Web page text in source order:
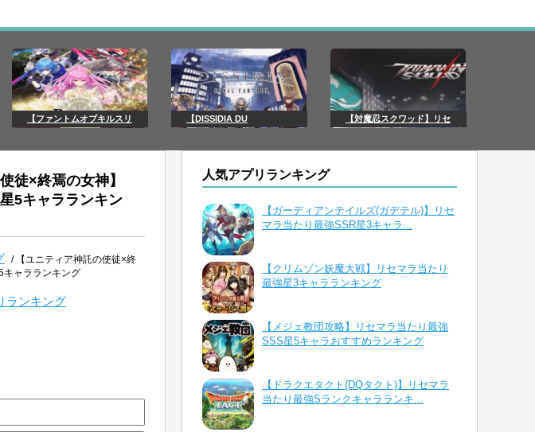
【ファントムオブキルスリ 【DISSIDIA DU 【対魔忍スクワッド】リセ
徒×終焉の女神】
5キャラランキン
/ 【ユニティア神託の使徒×終
キャラランキング
ランキング
人気アプリランキング
【ガーディアンテイルズ(ガデテル)】リセ
マラ当たり最強SSR星3キャラ...
【クリムゾン妖魔大戦】リセマラ当たり
最強星3キャラランキング
【メジェ教団攻略】リセマラ当たり最強
SSS星5キャラおすすめランキング
【ドラクエタクト(DQタクト)】リセマラ
当たり最強Sランクキャラランキ...